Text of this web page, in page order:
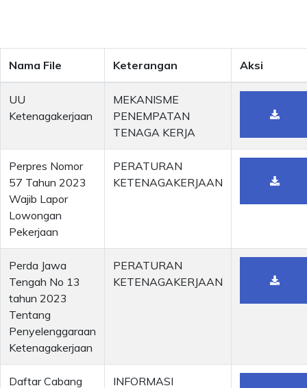
Nama File Keterangan Aksi
UU
Ketenagakerjaan
MEKANISME
PENEMPATAN
TENAGA KERJA
Perpres Nomor
57 Tahun 2023
Wajib Lapor
Lowongan
Pekerjaan
PERATURAN
KETENAGAKERJAAN
Perda Jawa
Tengah No 13
tahun 2023
Tentang
Penyelenggaraan
Ketenagakerjaan
PERATURAN
KETENAGAKERJAAN
Daftar Cabang
INFORMASI